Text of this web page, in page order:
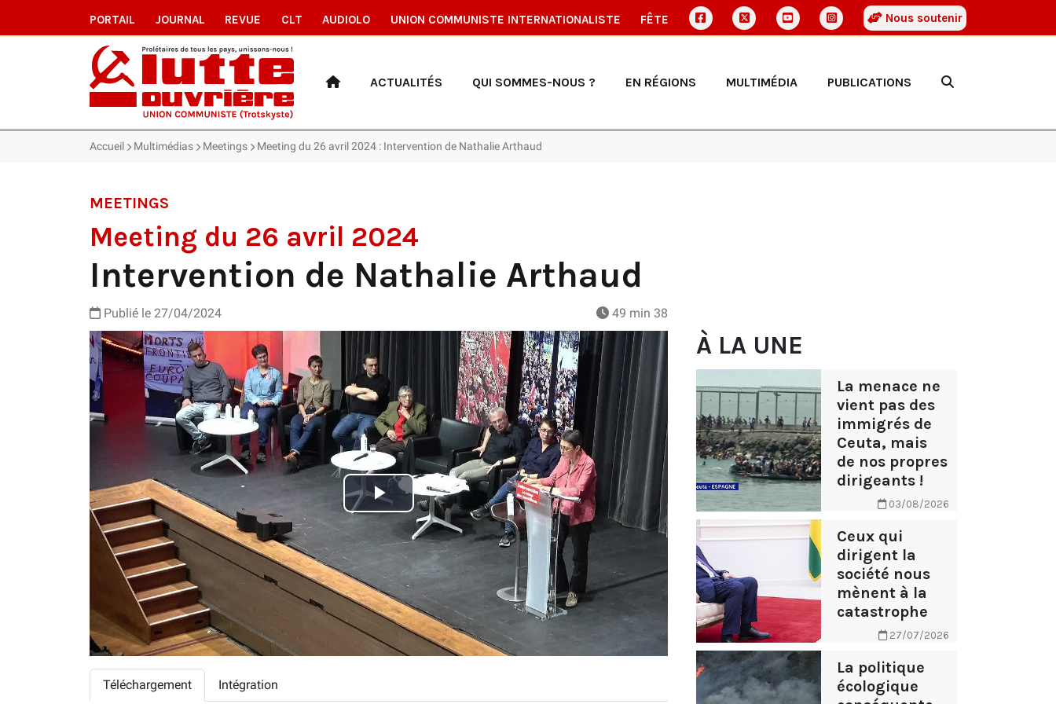
PORTAIL JOURNAL REVUE CLT AUDIOLO UNION COMMUNISTE INTERNATIONALISTE FÊTE Nous soutenir
ACTUALITÉS QUI SOMMES-NOUS ? EN RÉGIONS MULTIMÉDIA PUBLICATIONS
Accueil Multimédias Meetings Meeting du 26 avril 2024 : Intervention de Nathalie Arthaud
MEETINGS
Meeting du 26 avril 2024
Intervention de Nathalie Arthaud
Publié le 27/04/2024 49 min 38
Play
Video
Téléchargement Intégration
À LA UNE
La menace ne
vient pas des
immigrés de
Ceuta, mais
de nos propres
dirigeants !
03/08/2026
Ceux qui
dirigent la
société nous
mènent à la
catastrophe
27/07/2026
La politique
écologique